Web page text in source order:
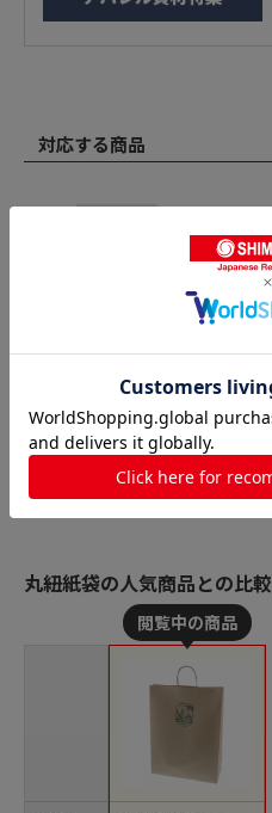
対応する商品
ーポリ 40-65 (カスタム用)
丸紐紙袋の人気商品との比較